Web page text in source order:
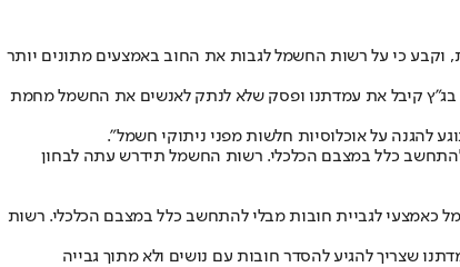
וקבע כי על רשות החשמל לגבות את החוב באמצעים מתונים יותר
בג"ץ קיבל את עמדתנו ופסק שלא לנתק לאנשים את החשמל מחמת
להגנה על אוכלוסיות חלשות מפני ניתוקי חשמל".
כלל במצבם הכלכלי. רשות החשמל תידרש עתה לבחון
כאמצעי לגביית חובות מבלי להתחשב כלל במצבם הכלכלי. רשות
שצריך להגיע להסדר חובות עם נושים ולא מתוך גבייה